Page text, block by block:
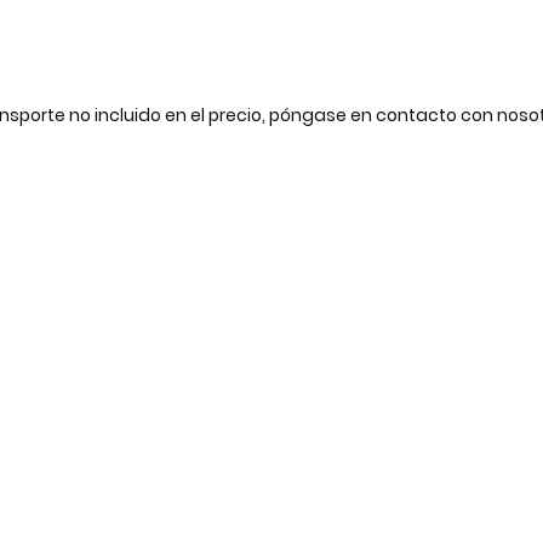
no incluido en el precio, póngase en contacto con